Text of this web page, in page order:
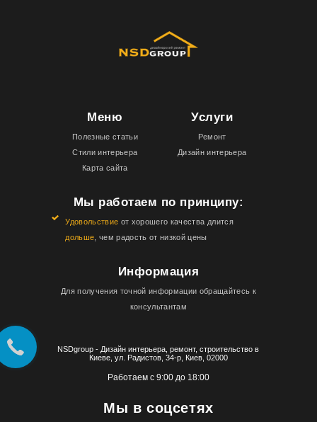
NSDgroup - Дизайн интерьера, ремонт, строительство в
Киеве, ул. Радистов, 34-р, Киев, 02000
Работаем с 9:00 до 18:00
Мы в соцсетях
Меню
Полезные статьи
Стили интерьера
Карта сайта
Услуги
Ремонт
Дизайн интерьера
Мы работаем по принципу:
Удовольствие от хорошего качества длится
дольше , чем радость от низкой цены
Информация
Для получения точной информации обращайтесь к
консультантам